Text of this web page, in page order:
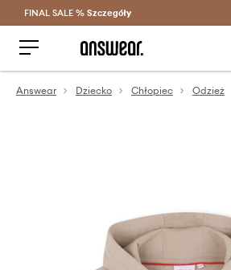
Oszczędzaj z Answear Club >
FINAL SALE % Szczegóły
Answear Dziecko Chłopiec Odzież